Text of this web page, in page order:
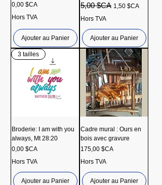
Prix
0,00 $CA
Hors TVA
Ajouter au Panier
Prix original
5,00 $CA Prix promotionnel
1,50 $CA
Hors TVA
Ajouter au Panier
3 tailles
Broderie: I am with you
always, Mt 28:20
Prix
0,00 $CA
Hors TVA
Ajouter au Panier
Cadre mural : Ours en
bois avec gravure
Prix
175,00 $CA
Hors TVA
Ajouter au Panier